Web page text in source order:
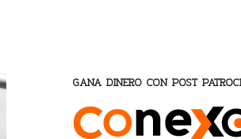
GANA DINERO CON POST